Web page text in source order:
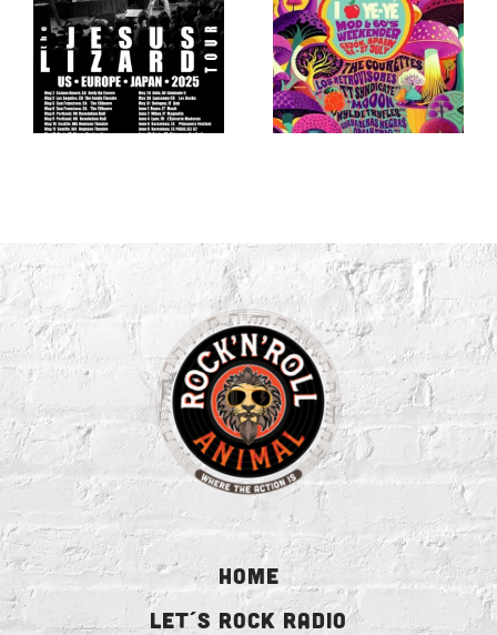
HOME
LET´S ROCK RADIO